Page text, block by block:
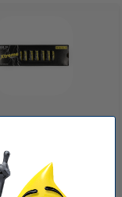
- LR06 - MN1500 - 24
unidades
€ Incl. 21% IVA